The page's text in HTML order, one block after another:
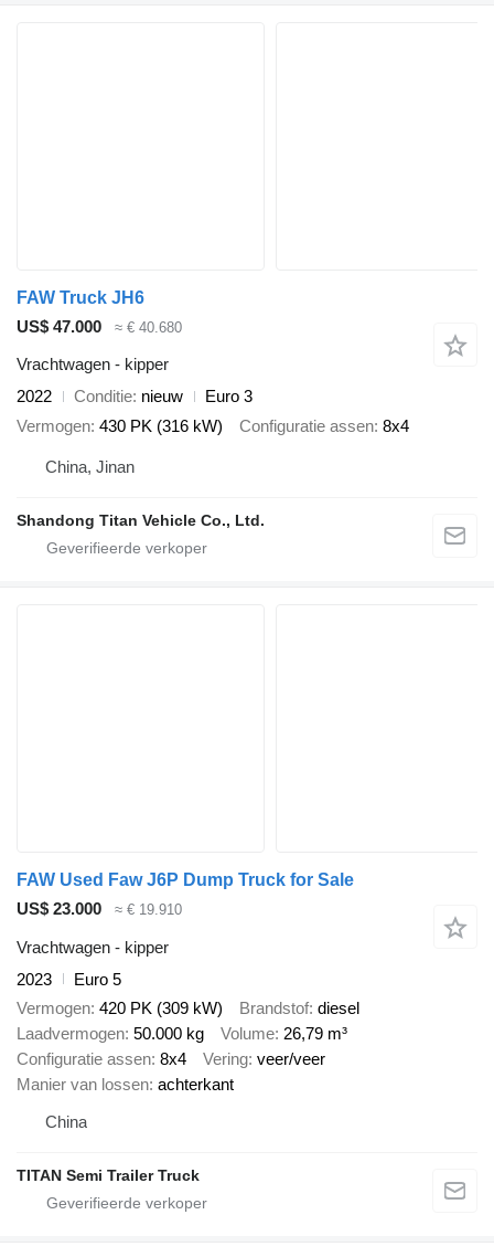
FAW Truck JH6
US$ 47.000
≈ € 40.680
Vrachtwagen - kipper
2022
Conditie nieuw
Euro 3
Vermogen 430 PK (316 kW) Configuratie assen 8x4
China, Jinan
Shandong Titan Vehicle Co., Ltd.
FAW Used Faw J6P Dump Truck for Sale
US$ 23.000
≈ € 19.910
Vrachtwagen - kipper
2023
Euro 5
Vermogen 420 PK (309 kW) Brandstof diesel
Laadvermogen 50.000 kg Volume 26,79 m³
Configuratie assen 8x4 Vering veer/veer
Manier van lossen achterkant
China
TITAN Semi Trailer Truck